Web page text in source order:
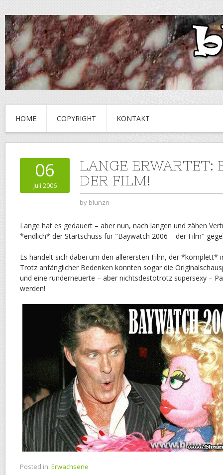
HOME COPYRIGHT KONTAKT
06
Juli 2006
LANGE ERWARTET:
DER FILM!
by blunzn
Lange hat es gedauert – aber nun, nach langen und zähen
*endlich* der Startschuss für "Baywatch 2006 – der Film"
Es handelt sich dabei um den allerersten Film, der *komplett*
Trotz anfänglicher Bedenken konnten sogar die
und eine runderneuerte – aber nichtsdestotrotz supersexy –
werden!
Posted in: Erwachsene